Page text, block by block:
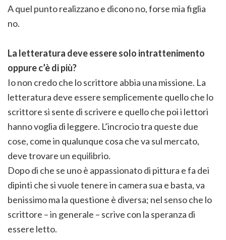
A quel punto realizzano e dicono no, forse mia figlia
no.
La letteratura deve essere solo intrattenimento
oppure c’è di più?
Io non credo che lo scrittore abbia una missione. La
letteratura deve essere semplicemente quello che lo
scrittore si sente di scrivere e quello che poi i lettori
hanno voglia di leggere. L’incrocio tra queste due
cose, come in qualunque cosa che va sul mercato,
deve trovare un equilibrio.
Dopo di che se uno è appassionato di pittura e fa dei
dipinti che si vuole tenere in camera sua e basta, va
benissimo ma la questione è diversa; nel senso che lo
scrittore – in generale – scrive con la speranza di
essere letto.